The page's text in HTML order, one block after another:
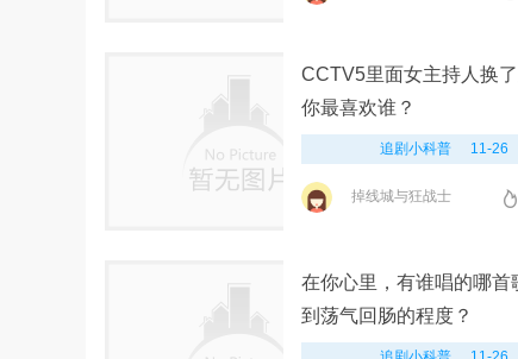
CCTV5里面女主持人换了
你最喜欢谁？
追剧小科普 11-26
掉线城与狂战士
在你心里，有谁唱的哪首
到荡气回肠的程度？